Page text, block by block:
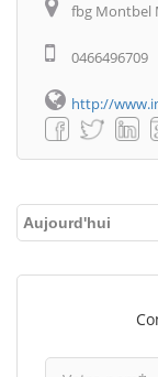
fbg Montbel
0466496709
http://
Aujourd'hui